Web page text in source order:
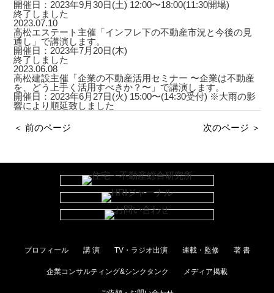
開催日：2023年9月30日(土) 12:00〜18:00(11:30開場)
終了しました
2023.07.10
高松エステート主催「インフレ下の不動産市況と今後の見
通し」で講演します。
開催日：2023年7月20日(木)
終了しました
2023.06.08
高松建設主催「企業の不動産活用セミナー 〜企業は不動産
を、どう上手く活用すべきか？〜」で講演します。
開催日：2023年6月27日(火) 15:00〜(14:30受付) ※大雨の影
響により順延致しました
＜ 前のページ 次のページ ＞
プロフィール 講 演 TV・ラジオ出演 連載・監修 著 書
企業コンサルティング&シンクタンク メディア掲載